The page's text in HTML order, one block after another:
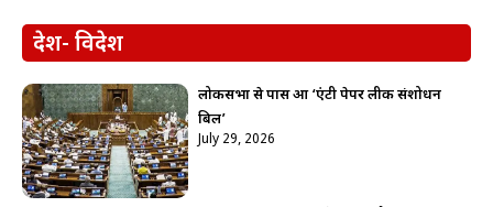
देश- विदेश
लोकसभा से पास हुआ ‘एंटी पेपर लीक संशोधन
बिल’
July 29, 2026